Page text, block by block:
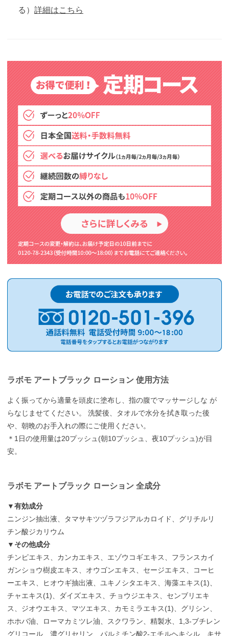
る）詳細はこちら
ラボモ アートブラック ローション 使用方法
よく振ってから適量を頭皮に塗布し、指の腹でマッサージしな が
らなじませてください。 洗髪後、タオルで水分を拭き取った後
や、朝晩のお手入れの際にご使用ください。
＊1日の使用量は20プッシュ(朝10プッシュ、夜10プッシュ)が目
安。
ラボモ アートブラック ローション 全成分
▼有効成分
ニンジン抽出液、タマサキツヅラフジアルカロイド、グリチルリ
チン酸ジカリウム
▼その他成分
チンピエキス、カンカエキス、エゾウコギエキス、フランスカイ
ガンショウ樹皮エキス、オウゴンエキス、セージエキス、コーヒ
ーエキス、ヒオウギ抽出液、ユキノシタエキス、海藻エキス(1)、
チャエキス(1)、ダイズエキス、チョウジエキス、センブリエキ
ス、ジオウエキス、マツエキス、カモミラエキス(1)、グリシン、
ホホバ油、ローマカミツレ油、スクワラン、精製水、1,3-ブチレン
グリコール、濃グリセリン、パルミチン酸2-エチルヘキシル、キサ